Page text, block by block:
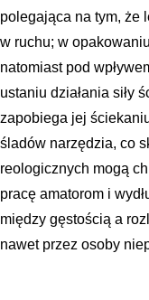
polegająca na tym, że
w ruchu; w
natomiast pod
ustaniu działania siły
zapobiega jej
śladów narzędzia, co
reologicznych mogą
pracę amatorom i
między gęstością a
nawet przez osoby